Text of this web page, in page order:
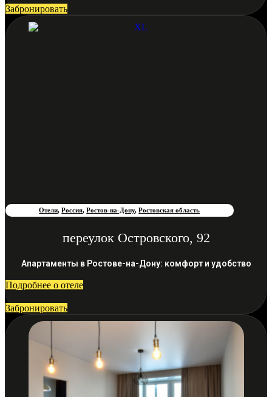
Забронировать
Отели,Россия,Ростов-на-Дону,Ростовская область
переулок Островского, 92
Апартаменты в Ростове-на-Дону: комфорт и удобство
Подробнее о отеле
Забронировать